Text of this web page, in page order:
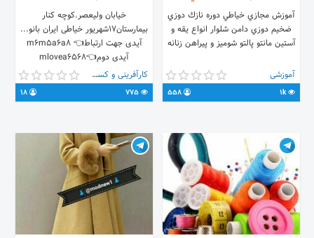
آموزش مجازي خياطي دوره نازك دوزي
ضخيم دوزي دامن شلوار انواع يقه و
آستين مانتو پالتو شوميز و پيراهن زنانه
آموزشی
1k
خیابان ولیعصر.کوچه کنار
بیمارستان۱۷شهریور خیاطی ایران بانو...
آیدی جهت ارتباط👈 m6m5a6a8
آیدی دوم👈mlovea6568
کارآفرینی و کسب و کار